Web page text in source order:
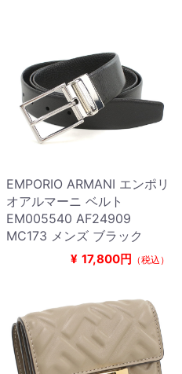
EMPORIO ARMANI エンポリ
オアルマーニ ベルト
EM005540 AF24909
MC173 メンズ ブラック
¥ 17,800円 （税込）